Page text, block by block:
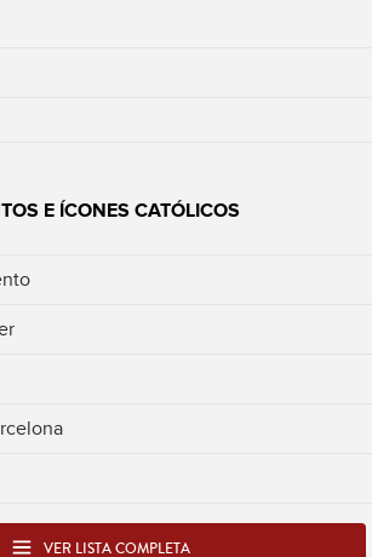
E ÍCONES CATÓLICOS
VER LISTA COMPLETA